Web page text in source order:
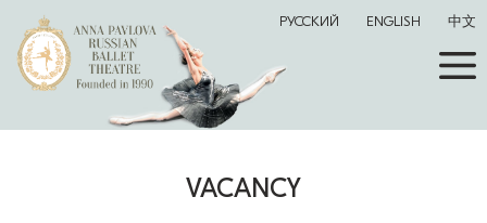
РУССКИЙ ENGLISH 中文
VACANCY